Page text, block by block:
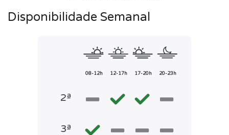
Disponibilidade Semanal
08-12h 12-17h 17-20h 20-23h
2ª
3ª